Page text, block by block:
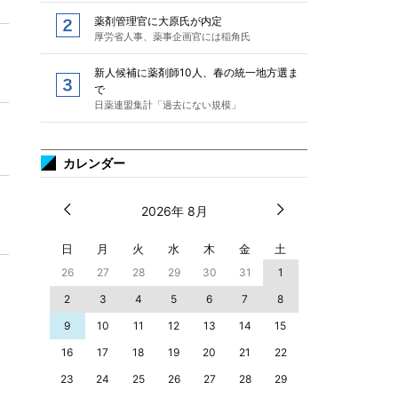
薬剤管理官に大原氏が内定
厚労省人事、薬事企画官には稲角氏
新人候補に薬剤師10人、春の統一地方選ま
で
日薬連盟集計「過去にない規模」
カレンダー
2026年 8月
日 月 火 水 木 金 土
26 27 28 29 30 31
1
2
3 4 5 6 7
8
9
10 11 12 13 14
15
16
17 18 19 20 21
22
23
24 25 26 27 28 29